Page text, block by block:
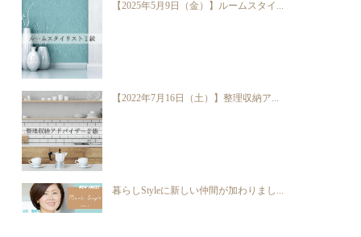
【2025年5月9日（金）】ルームスタイ...
【2022年7月16日（土）】整理収納ア...
暮らしStyleに新しい仲間が加わりまし...